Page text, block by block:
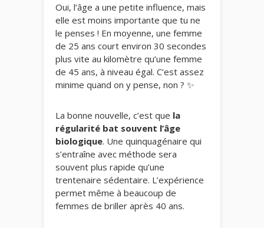
Oui, l’âge a une petite influence, mais
elle est moins importante que tu ne
le penses ! En moyenne, une femme
de 25 ans court environ 30 secondes
plus vite au kilomètre qu’une femme
de 45 ans, à niveau égal. C’est assez
minime quand on y pense, non ? ✨
La bonne nouvelle, c’est que la
régularité bat souvent l’âge
biologique. Une quinquagénaire qui
s’entraîne avec méthode sera
souvent plus rapide qu’une
trentenaire sédentaire. L’expérience
permet même à beaucoup de
femmes de briller après 40 ans.